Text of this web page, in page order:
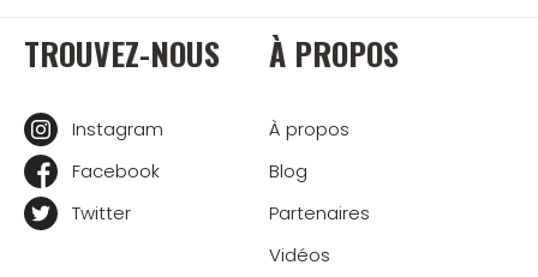
TROUVEZ-NOUS
Instagram
Facebook
Twitter
À PROPOS
À propos
Blog
Partenaires
Vidéos